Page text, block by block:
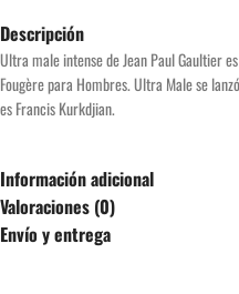
Descripción
Ultra male intense de Jean Paul Gaultier
Fougère para Hombres. Ultra Male se
es Francis Kurkdjian.
Información adicional
Valoraciones (0)
Envío y entrega